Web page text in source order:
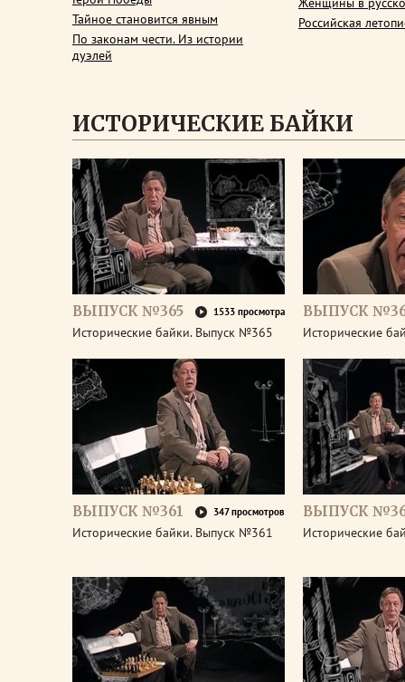
Тайное становится явным
По законам чести. Из истории
дуэлей
Российская
ИСТОРИЧЕСКИЕ БАЙКИ
ВЫПУСК №365 1533 просмотра
Исторические байки. Выпуск №365
ВЫПУСК
Исторические
ВЫПУСК №361 347 просмотров
Исторические байки. Выпуск №361
ВЫПУСК
Исторические